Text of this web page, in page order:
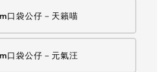
口袋公仔－天籟喵
口袋公仔－元氣汪